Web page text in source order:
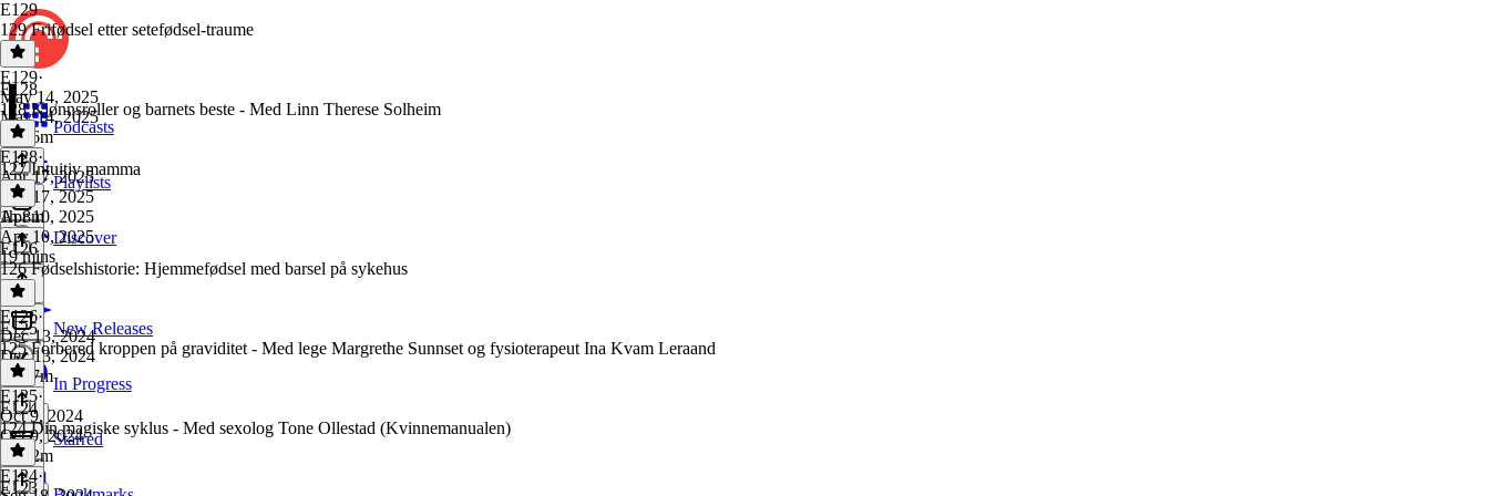
Podcasts
Playlists
Discover
New Releases
In Progress
Starred
E129
129 Frifødsel etter setefødsel-traume
E129·
May 14, 2025
May 14, 2025
1h 36m
E128
128 Kjønnsroller og barnets beste - Med Linn Therese Solheim
E128·
Apr 17, 2025
Apr 17, 2025
1h 8m
127 Intuitiv mamma
Apr 10, 2025
Apr 10, 2025
19 mins
E126
126 Fødselshistorie: Hjemmefødsel med barsel på sykehus
E126·
Dec 13, 2024
Dec 13, 2024
1h 17m
E125
125 Forbered kroppen på graviditet - Med lege Margrethe Sunnset og fysioterapeut Ina Kvam Leraand
E125·
Oct 9, 2024
Oct 9, 2024
1h 12m
E124
124 Din magiske syklus - Med sexolog Tone Ollestad (Kvinnemanualen)
E124·
E123